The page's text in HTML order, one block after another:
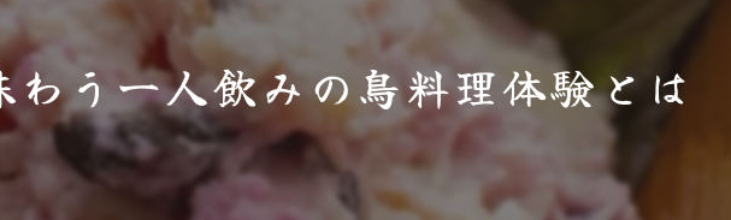
ランチ
わう一人飲みの鳥料理体験とは